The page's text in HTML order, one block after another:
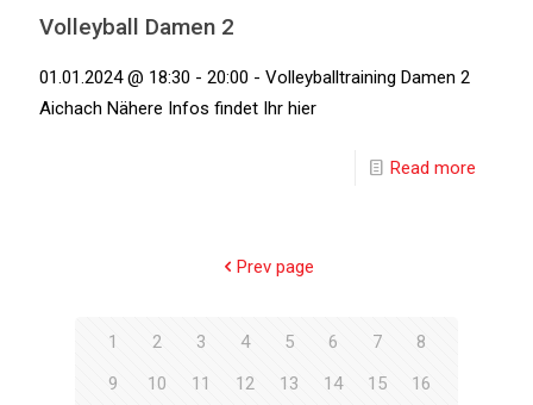
Volleyball Damen 2
01.01.2024 @ 18:30 - 20:00 - Volleyballtraining Damen 2
Aichach Nähere Infos findet Ihr hier
Read more
Prev page
1 2 3 4 5 6 7
8
9
10 11 12 13 14 15
16